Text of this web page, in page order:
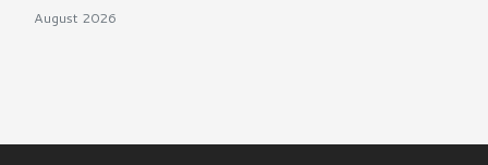
August 2026